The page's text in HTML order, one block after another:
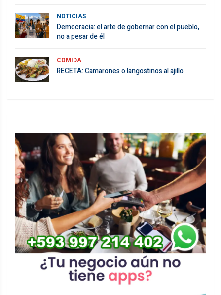
NOTICIAS
Democracia: el arte de gobernar con el pueblo,
no a pesar de él
COMIDA
RECETA: Camarones o langostinos al ajillo